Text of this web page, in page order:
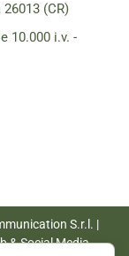
(CR)
10.000 i.v. -
S.r.l. |
& Social Media